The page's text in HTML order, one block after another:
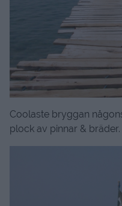
Coolaste bryggan
plock av pinnar & bräder.